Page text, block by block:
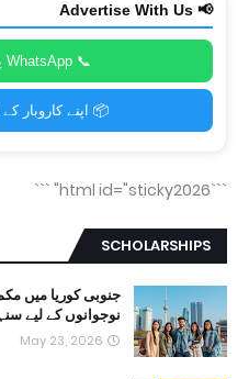
📢 Advertise With Us
📞 WhatsApp پر رابطہ کریں
📦 اپنے کاروبار
```html id="sticky2026"
```
SCHOLARSHIPS
نوجوانوں کے لیے
May 23, 2026